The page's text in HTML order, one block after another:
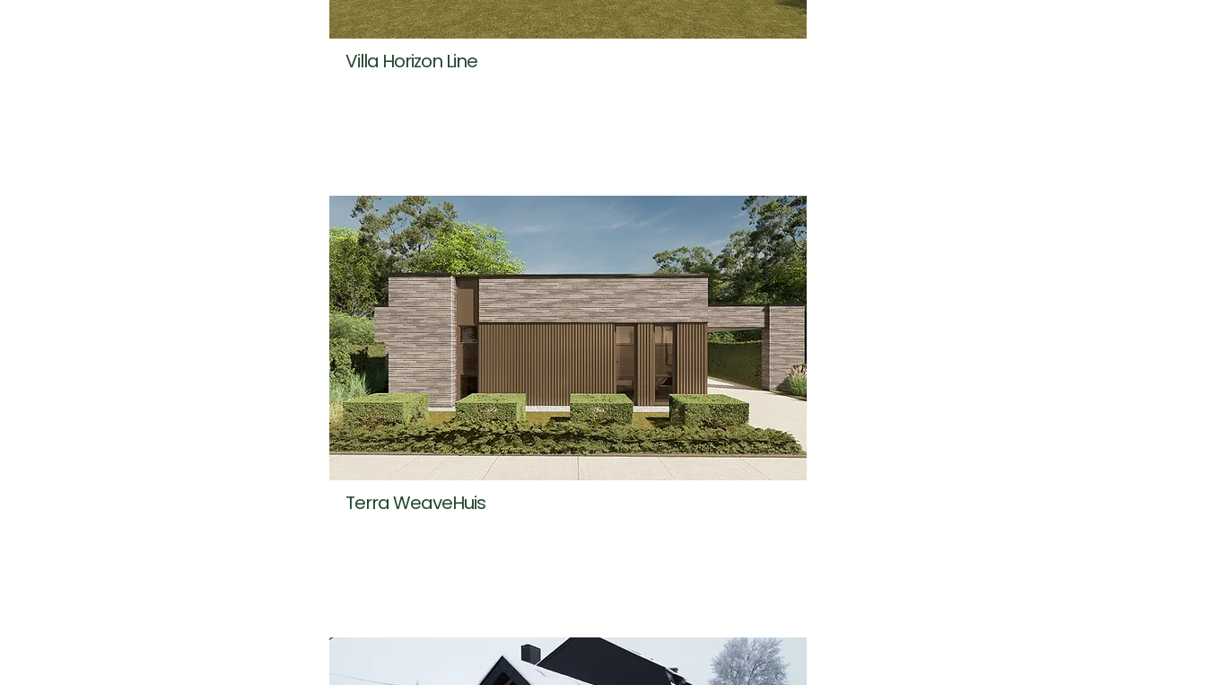
Villa Horizon Line
Terra WeaveHuis